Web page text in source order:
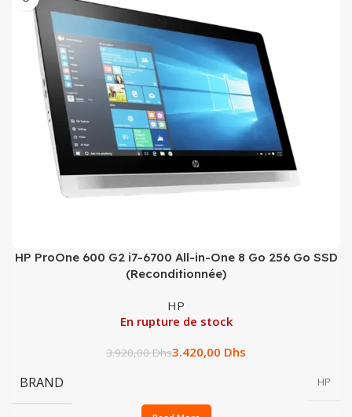
HP ProOne 600 G2 i7-6700 All-in-One 8 Go 256 Go SSD
(Reconditionnée)
HP
En rupture de stock
3.920,00Dhs3.420,00 Dhs
BRAND HP